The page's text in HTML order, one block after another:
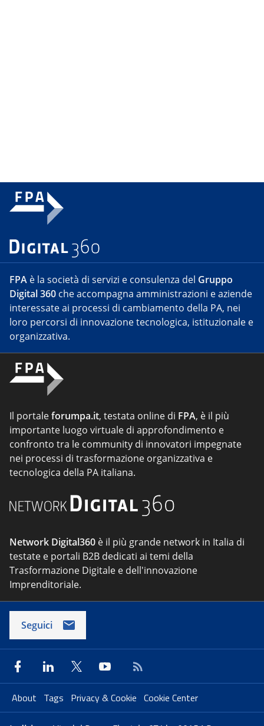
FPA è la società di servizi e consulenza del Gruppo
Digital 360 che accompagna amministrazioni e aziende
interessate ai processi di cambiamento della PA, nei
loro percorsi di innovazione tecnologica, istituzionale e
organizzativa.
Il portaleforumpa.it, testata online di FPA, è il più
importante luogo virtuale di approfondimento e
confronto tra le community di innovatori impegnate
nei processi di trasformazione organizzativa e
tecnologica della PA italiana.
Network Digital360 è il più grande network in Italia di
testate e portali B2B dedicati ai temi della
Trasformazione Digitale e dell'innovazione
Imprenditoriale.
Seguici
About Tags Privacy & Cookie Cookie Center